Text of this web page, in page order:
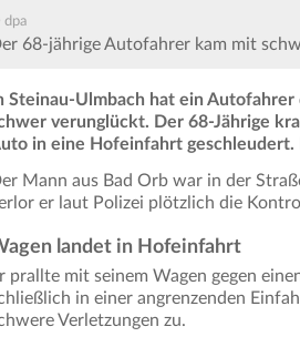
68-jährige Autofahrer kam mit
Steinau-Ulmbach hat ein
verunglückt. Der 68-Jährige
in eine Hofeinfahrt geschleudert.
Mann aus Bad Orb war in der
er laut Polizei plötzlich die
landet in Hofeinfahrt
prallte mit seinem Wagen gegen
in einer angrenzenden
Verletzungen zu.